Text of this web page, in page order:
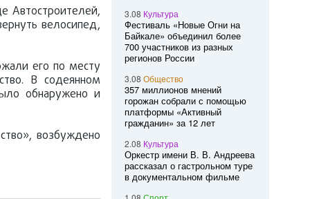
Автостроителей,
велосипед,
его по месту
В содеянном
обнаружено и
возбуждено
3.08 Культура
Фестиваль «Новые Огни на
Байкале» объединил более
700 участников из разных
регионов России
3.08 Общество
357 миллионов мнений
горожан собрали с помощью
платформы «Активный
гражданин» за 12 лет
2.08 Культура
Оркестр имени В. В. Андреева
рассказал о гастрольном туре
в документальном фильме